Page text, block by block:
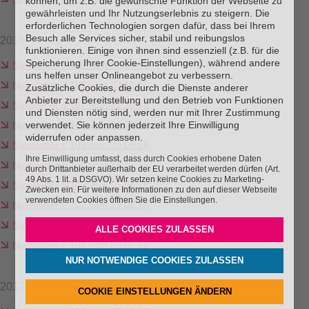
2018
Newsletter // 109 vom 17.12.18
Newsletter // 108 vom 23.11.18
Newsletter // 107 vom 31.10.18
Newsletter // 106 vom 26.09.18
Newsletter // 105 vom 20.08.18
Newsletter // 104 vom 23.07.18
Newsletter // 103 vom 25.06.18
Newsletter // 102 vom 29.05.18
Newsletter // 101 vom 13.04.18
Newsletter // 100 vom 22.02.18
2017
gewährleisten und Ihr Nutzungserlebnis zu steigern. Die
erforderlichen Technologien sorgen dafür, dass bei Ihrem
Besuch alle Services sicher, stabil und reibungslos
funktionieren. Einige von ihnen sind essenziell (z.B. für die
Speicherung Ihrer Cookie-Einstellungen), während andere
uns helfen unser Onlineangebot zu verbessern.
Zusätzliche Cookies, die durch die Dienste anderer
Anbieter zur Bereitstellung und den Betrieb von Funktionen
und Diensten nötig sind, werden nur mit Ihrer Zustimmung
verwendet. Sie können jederzeit Ihre Einwilligung
widerrufen oder anpassen.
Ihre Einwilligung umfasst, dass durch Cookies erhobene Daten
durch Drittanbieter außerhalb der EU verarbeitet werden dürfen (Art.
49 Abs. 1 lit. a DSGVO). Wir setzen keine Cookies zu Marketing-
Zwecken ein. Für weitere Informationen zu den auf dieser Webseite
verwendeten Cookies öffnen Sie die Einstellungen.
ALLE COOKIES ZULASSEN
NUR NOTWENDIGE COOKIES ZULASSEN
COOKIE EINSTELLUNGEN ÄNDERN